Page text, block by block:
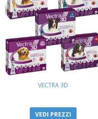
VECTRA 3D
VEDI PREZZI